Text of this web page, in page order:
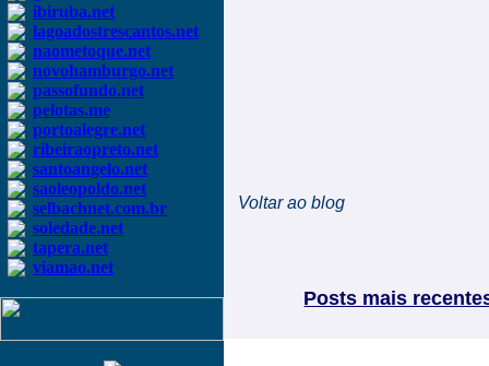
ibiruba.net
lagoadostrescantos.net
naometoque.net
novohamburgo.net
passofundo.net
pelotas.me
portoalegre.net
ribeiraopreto.net
santoangelo.net
saoleopoldo.net
selbachnet.com.br
soledade.net
tapera.net
viamao.net
Voltar ao blog
Posts mais